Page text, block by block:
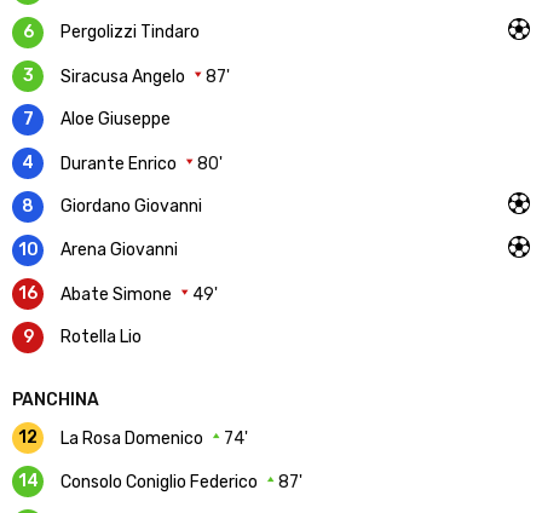
6 Pergolizzi Tindaro
3 Siracusa Angelo 87'
7 Aloe Giuseppe
4 Durante Enrico 80'
8 Giordano Giovanni
10 Arena Giovanni
16 Abate Simone 49'
9 Rotella Lio
PANCHINA
12
La Rosa Domenico 74'
14 Consolo Coniglio Federico 87'